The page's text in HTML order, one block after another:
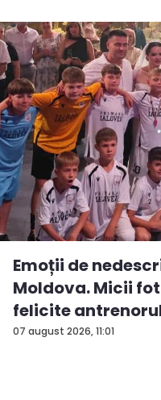
07 august 2026, 11:01
Emoții de
Moldova. Micii
felicite
importan...